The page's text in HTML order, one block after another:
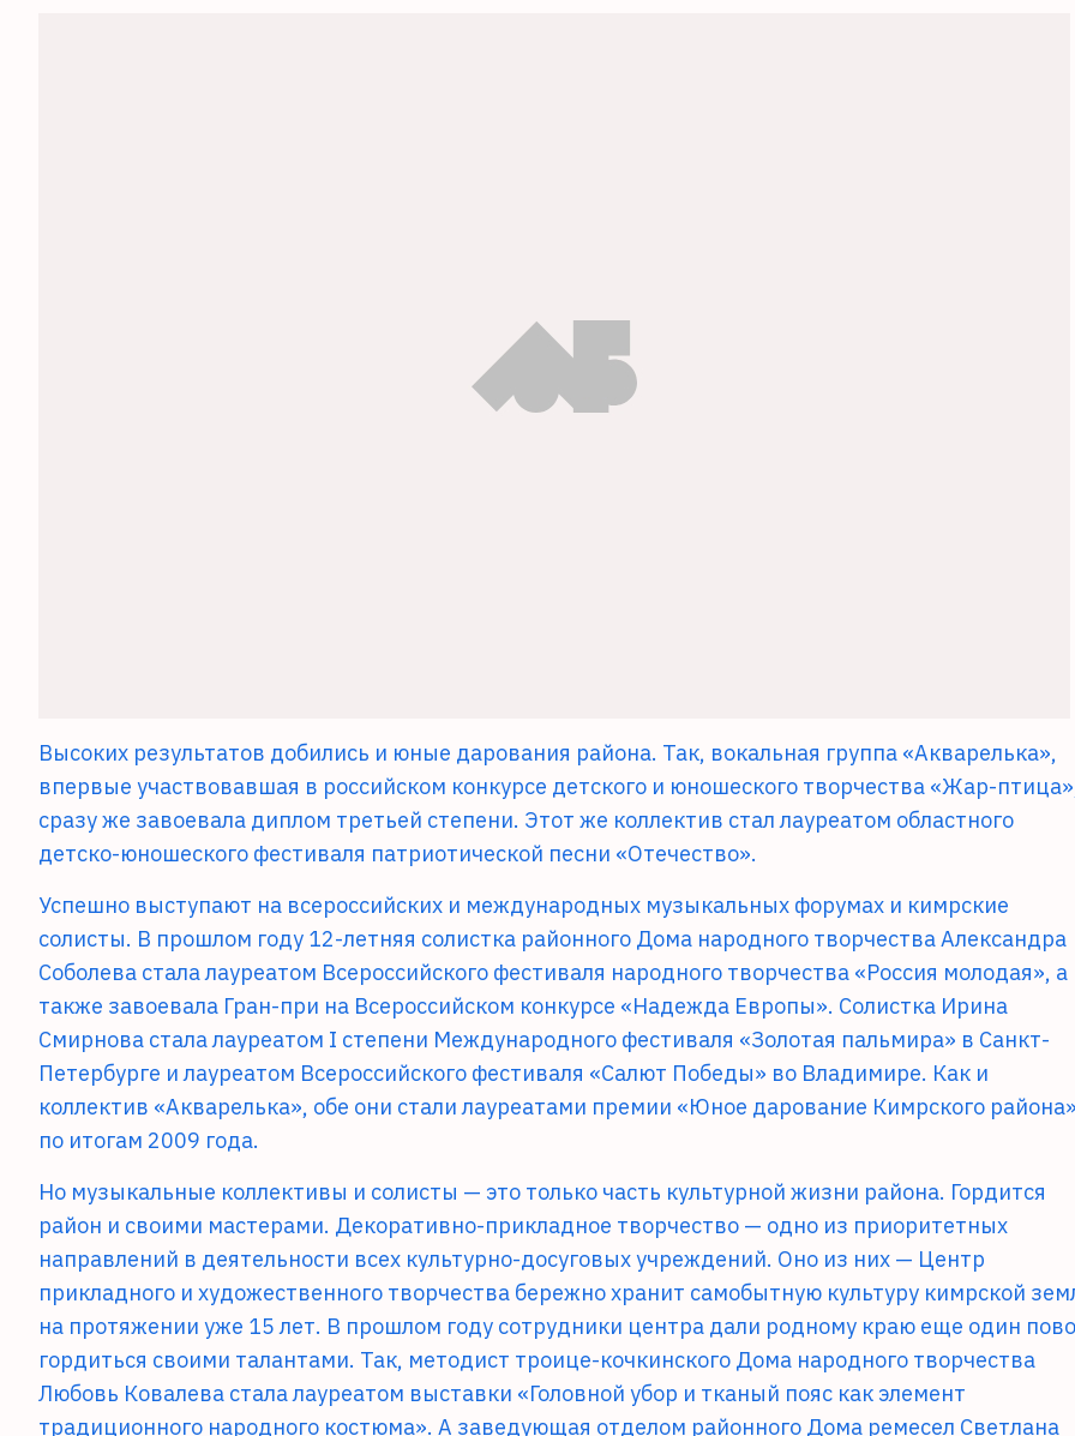
Высоких результатов добились и юные дарования района. Так, вокальная группа «Акварелька»,
впервые участвовавшая в российском конкурсе детского и юношеского творчества «Жар-
сразу же завоевала диплом третьей степени. Этот же коллектив стал лауреатом областного
детско-юношеского фестиваля патриотической песни «Отечество».
Успешно выступают на всероссийских и международных музыкальных форумах и кимрские
солисты. В прошлом году 12-летняя солистка районного Дома народного творчества Александра
Соболева стала лауреатом Всероссийского фестиваля народного творчества «Россия молодая», а
также завоевала Гран-при на Всероссийском конкурсе «Надежда Европы». Солистка Ирина
Смирнова стала лауреатом I степени Международного фестиваля «Золотая пальмира» в Санкт-
Петербурге и лауреатом Всероссийского фестиваля «Салют Победы» во Владимире. Как и
коллектив «Акварелька», обе они стали лауреатами премии «Юное дарование Кимрского
по итогам 2009 года.
Но музыкальные коллективы и солисты — это только часть культурной жизни района. Гордится
район и своими мастерами. Декоративно-прикладное творчество — одно из приоритетных
направлений в деятельности всех культурно-досуговых учреждений. Оно из них — Центр
прикладного и художественного творчества бережно хранит самобытную культуру кимрской
на протяжении уже 15 лет. В прошлом году сотрудники центра дали родному краю еще один
гордиться своими талантами. Так, методист троице-кочкинского Дома народного творчества
Любовь Ковалева стала лауреатом выставки «Головной убор и тканый пояс как элемент
традиционного народного костюма». А заведующая отделом районного Дома ремесел Светлана